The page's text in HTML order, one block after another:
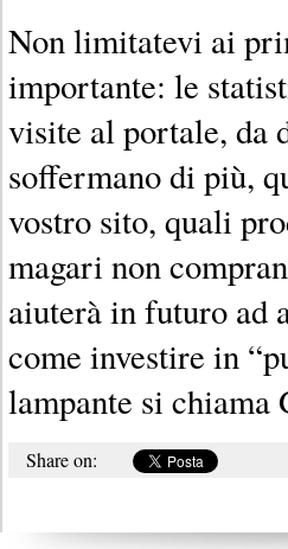
Non limitatevi ai
importante: le
visite al portale, da
soffermano di più,
vostro sito, quali
magari non
aiuterà in futuro ad
come investire in
lampante si chiama
Share on: